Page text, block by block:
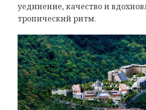
уединение, качество и
тропический ритм.